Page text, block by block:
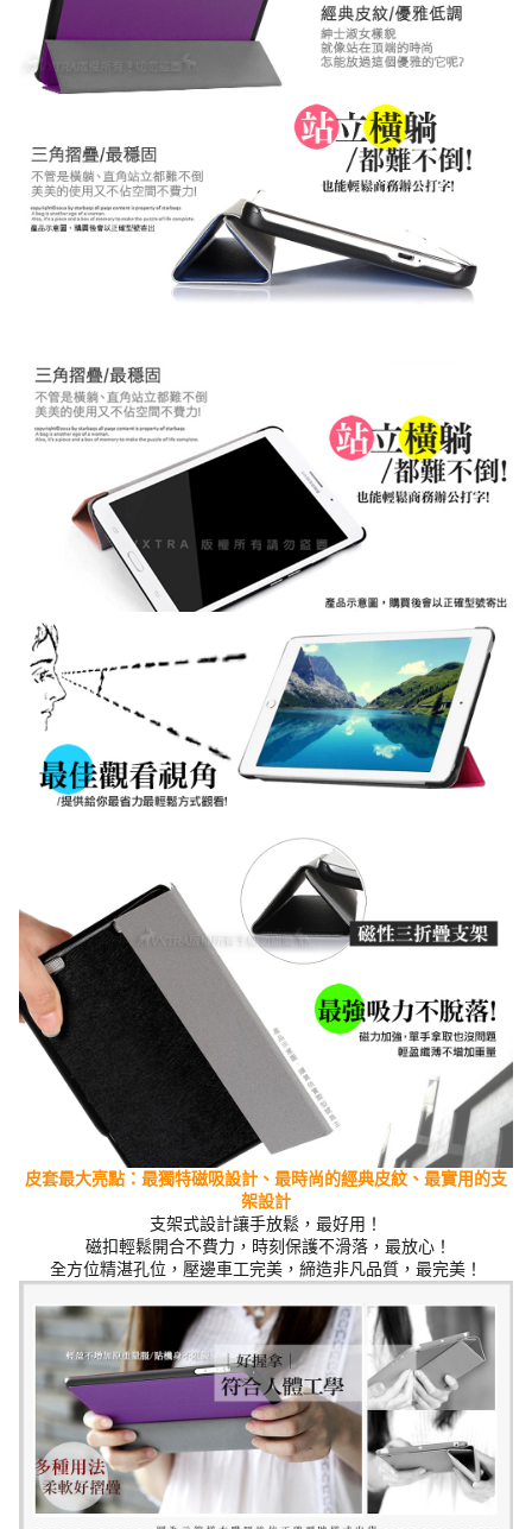
皮套最大亮點：最獨特磁吸設計、最時尚的經典皮紋 、最實用的支
架設計
支架式設計讓手放鬆，最好用！
磁扣輕鬆開合不費力，時刻保護不滑落，最放心！
全方位精湛孔位，壓邊車工完美，締造非凡品質，最完美！